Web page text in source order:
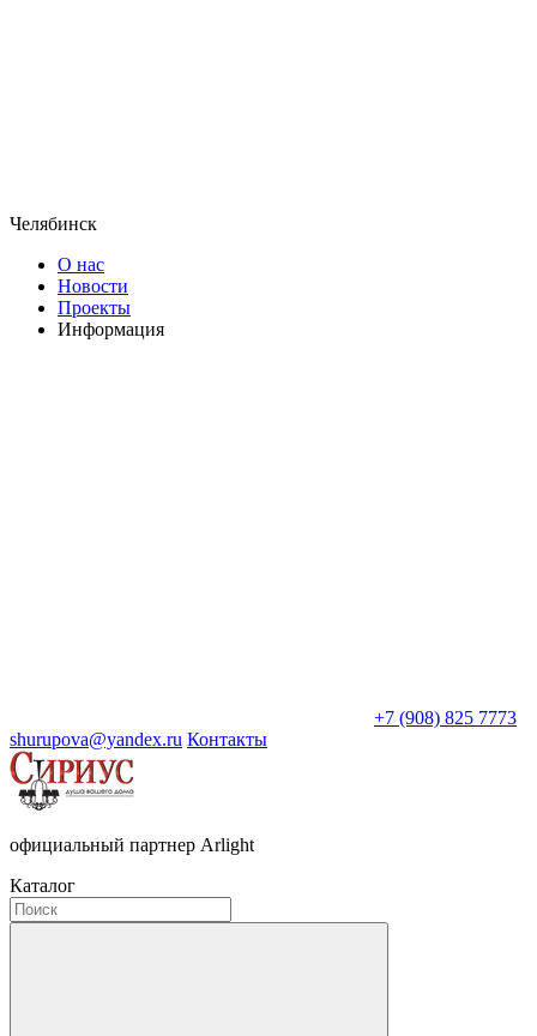
Челябинск
О нас
Новости
Проекты
Информация
+7 (908) 825 7773
shurupova@yandex.ru Контакты
официальный партнер Arlight
Каталог